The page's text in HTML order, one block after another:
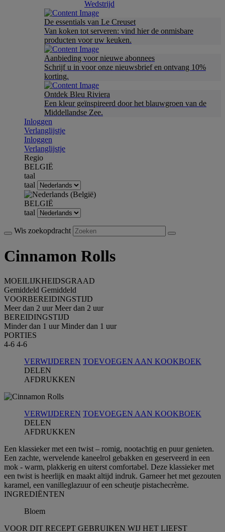
Wedstrijd
De essentials van Le Creuset
Van koken tot serveren: vind hier de onmisbare
producten voor uw keuken.
Aanbieding voor nieuwe abonnees
Schrijf u in voor onze nieuwsbrief en ontvang 10%
korting.
Ontdek Bleu Riviera
Een kleur geïnspireerd door het blauwgroen van de
Middellandse Zee.
Inloggen
Verlanglijstje
Inloggen
Verlanglijstje
Regio
BELGIË
taal
taal
BELGIË
taal
Wis zoekopdracht
Cinnamon Rolls
MOEILIJKHEIDSGRAAD
Gemiddeld Gemiddeld
VOORBEREIDINGSTIJD
Meer dan 2 uur Meer dan 2 uur
BEREIDINGSTIJD
Minder dan 1 uur Minder dan 1 uur
PORTIES
4-6 4-6
VERWIJDEREN TOEVOEGEN AAN KOOKBOEK
DELEN
AFDRUKKEN
VERWIJDEREN TOEVOEGEN AAN KOOKBOEK
DELEN
AFDRUKKEN
Een klassieker met een twist – romig, nootachtig en puur genieten.
Een zachte, wervelende kaneelrol gebakken en geserveerd in een
mok - warm, plakkerig en uiterst comfortabel. Deze klassieker met
een twist is heerlijk en maakt altijd indruk. Garneer het met gezouten
karamel, een vanilleglazuur of een scheutje pistachecrème.
INGREDIЁNTEN
Bloem
VOOR DIT RECEPT GEBRUIKEN WIJ HET LIEFST